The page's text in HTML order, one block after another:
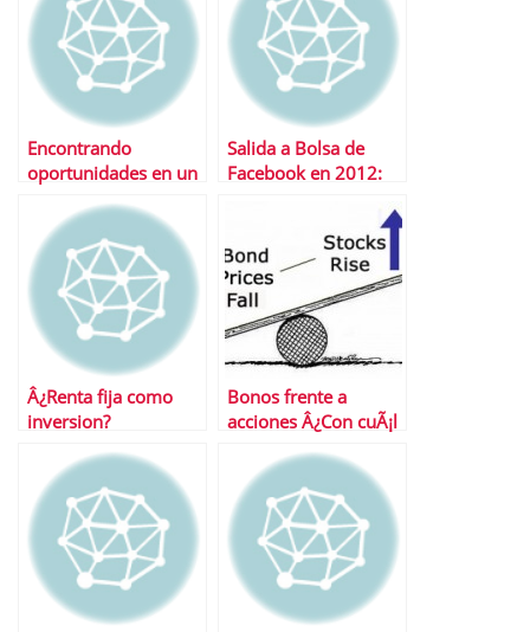
Encontrando
oportunidades en un
Salida a Bolsa de
Facebook en 2012:
Â¿Renta fija como
inversion?
Bonos frente a
acciones Â¿Con cuÃ¡l